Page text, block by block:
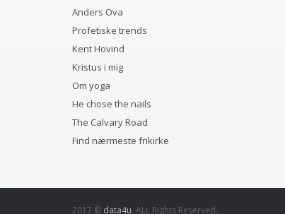
Anders Ova
Profetiske trends
Kent Hovind
Kristus i mig
Om yoga
He chose the nails
The Calvary Road
Find nærmeste frikirke
2017 © data4u. ALL Rights Reserved.